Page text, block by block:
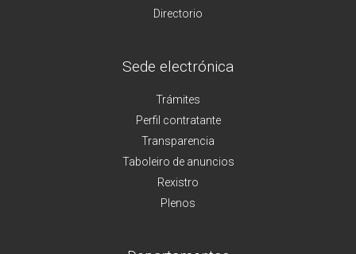
Directorio
Sede electrónica
Trámites
Perfil contratante
Transparencia
Taboleiro de anuncios
Rexistro
Plenos